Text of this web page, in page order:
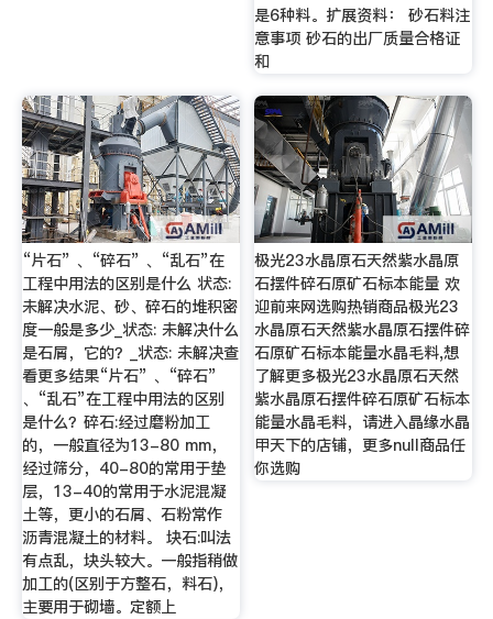
是6种料。扩展资料： 砂石料注
意事项 砂石的出厂质量合格证
和
“片石” 、“碎石” 、“乱石”在
工程中用法的区别是什么 状态:
未解决水泥、砂、碎石的堆积密
度一般是多少_状态: 未解决什么
是石屑，它的？_状态: 未解决查
看更多结果“片石” 、“碎石”
、“乱石”在工程中用法的区别
是什么？碎石:经过磨粉加工
的，一般直径为13-80 mm，
经过筛分，40-80的常用于垫
层，13-40的常用于水泥混凝
土等，更小的石屑、石粉常作
沥青混凝土的材料。 块石:叫法
有点乱，块头较大。一般指稍做
加工的(区别于方整石，料石)，
主要用于砌墙。定额上
极光23水晶原石天然紫水晶原
石摆件碎石原矿石标本能量 欢
迎前来网选购热销商品极光23
水晶原石天然紫水晶原石摆件碎
石原矿石标本能量水晶毛料,想
了解更多极光23水晶原石天然
紫水晶原石摆件碎石原矿石标本
能量水晶毛料，请进入晶缘水晶
甲天下的店铺，更多null商品任
你选购